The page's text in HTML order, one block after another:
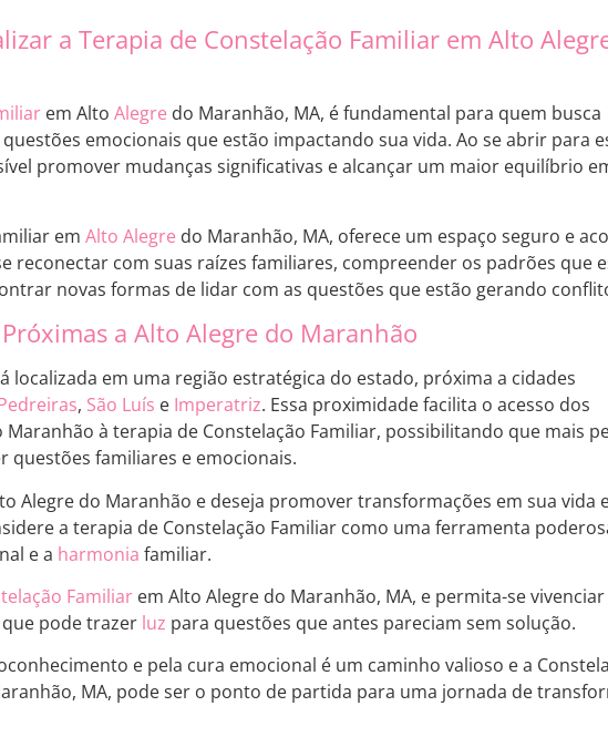
a Terapia de Constelação Familiar em Alto
em Alto Alegre do Maranhão, MA, é fundamental para quem busca
emocionais que estão impactando sua vida. Ao se abrir para
promover mudanças significativas e alcançar um maior equilíbrio
em Alto Alegre do Maranhão, MA, oferece um espaço seguro e
reconectar com suas raízes familiares, compreender os padrões que
novas formas de lidar com as questões que estão gerando
a Alto Alegre do Maranhão
localizada em uma região estratégica do estado, próxima a cidades
, São Luís e Imperatriz. Essa proximidade facilita o acesso dos
à terapia de Constelação Familiar, possibilitando que mais
questões familiares e emocionais.
Alegre do Maranhão e deseja promover transformações em sua vida
a terapia de Constelação Familiar como uma ferramenta
e a harmonia familiar.
Familiar em Alto Alegre do Maranhão, MA, e permita-se vivenciar
pode trazer luz para questões que antes pareciam sem solução.
e pela cura emocional é um caminho valioso e a
MA, pode ser o ponto de partida para uma jornada de